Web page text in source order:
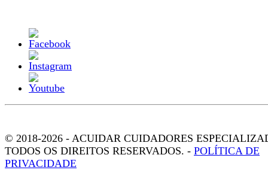
© 2018-2026 - ACUIDAR CUIDADORES
TODOS OS DIREITOS RESERVADOS. - POLÍTICA DE
PRIVACIDADE